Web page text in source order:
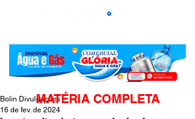
Bolin Divulgações
16 de fev. de 2024
MATÉRIA COMPLETA